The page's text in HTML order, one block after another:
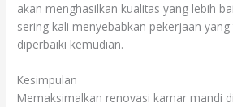
akan menghasilkan kualitas yang lebih
sering kali menyebabkan pekerjaan
diperbaiki kemudian.
Kesimpulan
Memaksimalkan renovasi kamar mandi